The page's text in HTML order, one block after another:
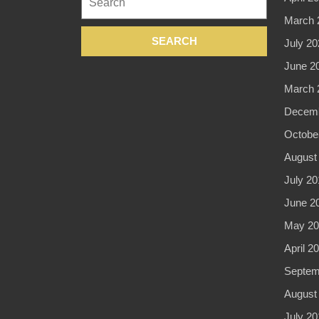
for:
March
July
June
March
August
July
June
May
April
August